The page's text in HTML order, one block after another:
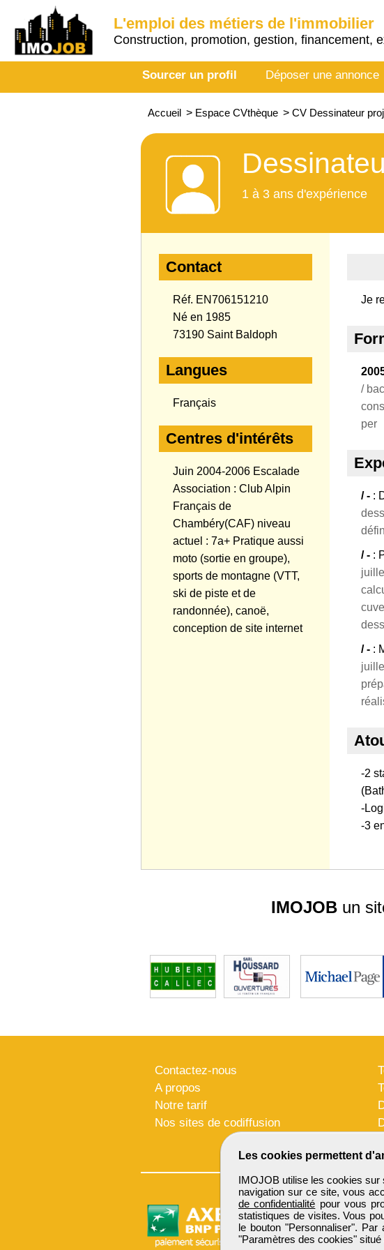
L'emploi des métiers de l'immobilier
Construction, promotion, gestion, financement,
Sourcer un profil Déposer une annonce
Accueil > Espace CVthèque > CV Dessinateur
1 à 3 ans d'expérience
Contact
Réf. EN706151210
Né en 1985
73190 Saint Baldoph
Langues
Français
Centres d'intérêts
Juin 2004-2006 Escalade
Association : Club Alpin
Français de
Chambéry(CAF) niveau
actuel : 7a+ Pratique aussi
moto (sortie en groupe),
sports de montagne (VTT,
ski de piste et de
randonnée), canoë,
conception de site internet
Je
/
per
/ - :
/ - :
/ - :
-2
-
-3
Les cookies permettent
IMOJOB utilise les cookies sur
navigation sur ce site, vous
de confidentialité pour vous
statistiques de visites. Vous
le bouton "Personnaliser".
"Paramètres des cookies" situé
IMOJOB un
Contactez-nous
A propos
Notre tarif
Nos sites de codiffusion